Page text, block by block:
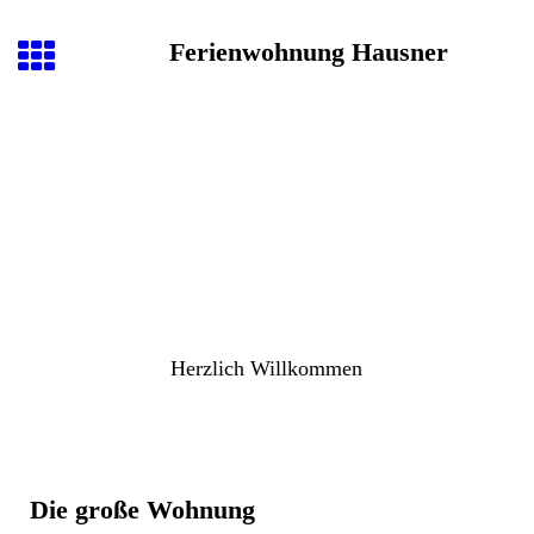
Ferienwohnung Hausner
HerzlichWillkommen
Die große Wohnung